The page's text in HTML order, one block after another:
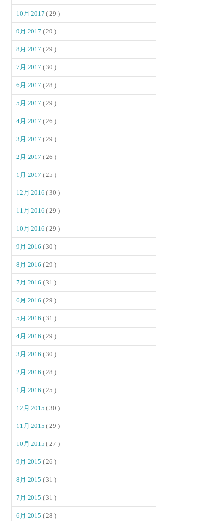
10月 2017( 29 )
9月 2017( 29 )
8月 2017( 29 )
7月 2017( 30 )
6月 2017( 28 )
5月 2017( 29 )
4月 2017( 26 )
3月 2017( 29 )
2月 2017( 26 )
1月 2017( 25 )
12月 2016( 30 )
11月 2016( 29 )
10月 2016( 29 )
9月 2016( 30 )
8月 2016( 29 )
7月 2016( 31 )
6月 2016( 29 )
5月 2016( 31 )
4月 2016( 29 )
3月 2016( 30 )
2月 2016( 28 )
1月 2016( 25 )
12月 2015( 30 )
11月 2015( 29 )
10月 2015( 27 )
9月 2015( 26 )
8月 2015( 31 )
7月 2015( 31 )
6月 2015( 28 )